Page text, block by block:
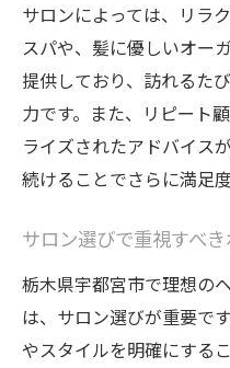
サロンによっては、リラ
スパや、髪に優しいオー
提供しており、訪れるた
力です。また、リピート
ライズされたアドバイス
続けることでさらに満足
サロン選びで重視すべき
栃木県宇都宮市で理想の
は、サロン選びが重要で
やスタイルを明確にする